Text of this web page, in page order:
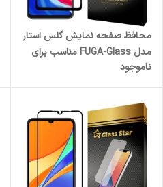
محافظ صفحه نمایش گلس استار
مدل FUGA-Glass مناسب برای
Note 11
ناموجود